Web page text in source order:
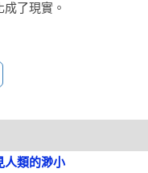
了現實。
屍在屋內，
風雨導致一道閃電擊
草筆記：
人類的渺小